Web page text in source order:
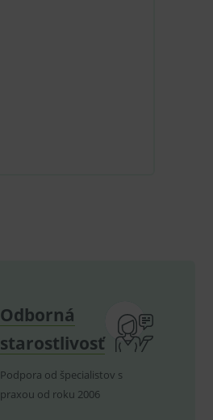
Odborná
starostlivosť
Podpora od špecialistov s
praxou od roku 2006